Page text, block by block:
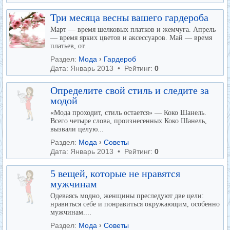
Три месяца весны вашего гардероба
Март — время шелковых платков и жемчуга. Апрель
— время ярких цветов и аксессуаров. Май — время
платьев, от...
Раздел: Мода › Гардероб
Дата: Январь 2013 • Рейтинг: 0
Определите свой стиль и следите за
модой
«Мода проходит, стиль остается» — Коко Шанель.
Всего четыре слова, произнесенных Коко Шанель,
вызвали целую...
Раздел: Мода › Советы
Дата: Январь 2013 • Рейтинг: 0
5 вещей, которые не нравятся
мужчинам
Одеваясь модно, женщины преследуют две цели:
нравиться себе и понравиться окружающим, особенно
мужчинам....
Раздел: Мода › Советы